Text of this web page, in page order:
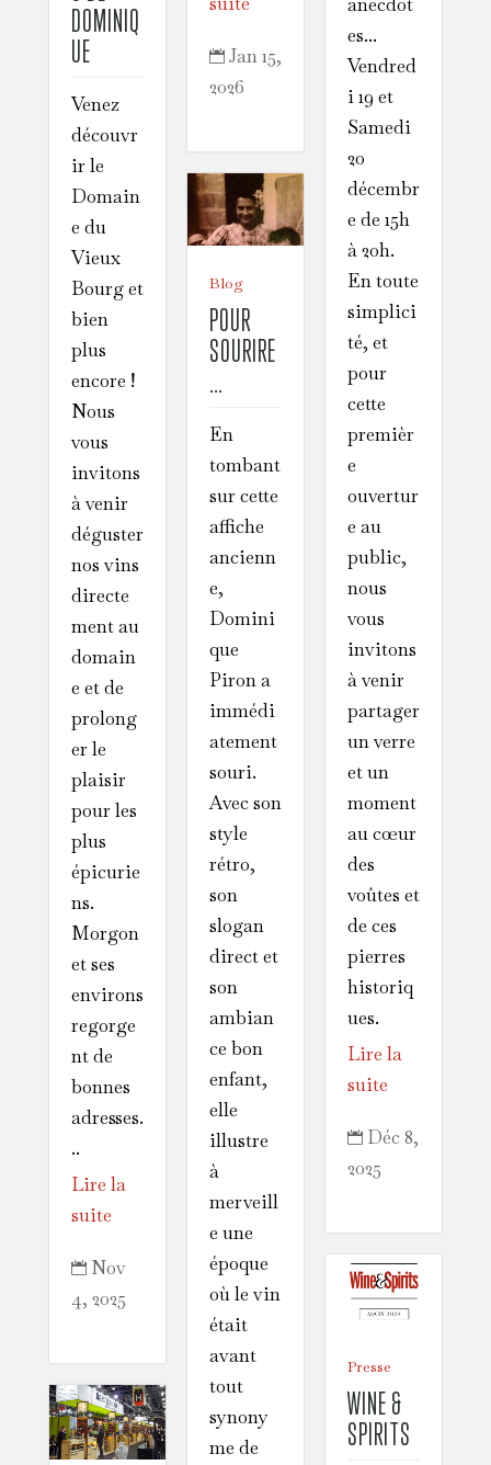
 Jan 15,
2026
es...
Vendred
i 19 et
Samedi
20
décembr
e de 15h
à 20h.
En toute
simplici
té, et
pour
cette
premièr
e
ouvertur
e au
public,
nous
vous
invitons
à venir
partager
un verre
et un
moment
au cœur
des
voûtes et
de ces
pierres
historiq
ues.
Lire la
suite
 Déc 8,
2025
DOMINIQ
UE
Venez
découvr
ir le
Domain
e du
Vieux
Bourg et
bien
plus
encore !
Nous
vous
invitons
à venir
déguster
nos vins
directe
ment au
domain
e et de
prolong
er le
plaisir
pour les
plus
épicurie
ns.
Morgon
et ses
environs
regorge
nt de
bonnes
adresses.
..
Lire la
suite
 Nov
4, 2025
Blog
POUR
SOURIRE
…
En
tombant
sur cette
affiche
ancienn
e,
Domini
que
Piron a
immédi
atement
souri.
Avec son
style
rétro,
son
slogan
direct et
son
ambian
ce bon
enfant,
elle
illustre
à
merveill
e une
époque
où le vin
était
avant
tout
synony
me de
Presse
WINE &
SPIRITS